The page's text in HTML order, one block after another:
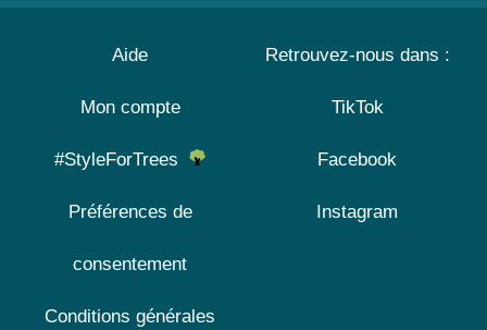
Aide
Mon compte
#StyleForTrees
Préférences de
consentement
Conditions générales
Retrouvez-nous dans :
TikTok
Facebook
Instagram